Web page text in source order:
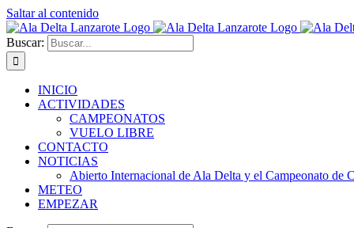
Saltar al contenido
Buscar:
INICIO
ACTIVIDADES
CAMPEONATOS
VUELO LIBRE
CONTACTO
NOTICIAS
Abierto Internacional de Ala Delta y el Campeonato de
METEO
EMPEZAR